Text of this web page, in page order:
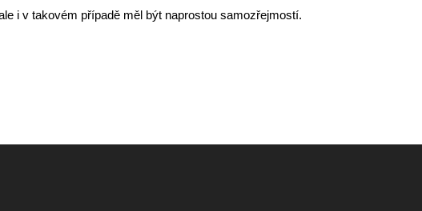
i v takovém případě měl být naprostou samozřejmostí.